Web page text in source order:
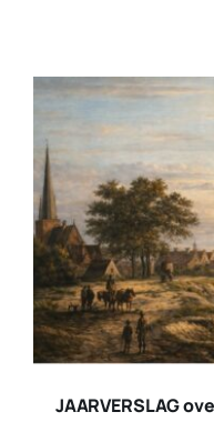
JAARVERSLAG